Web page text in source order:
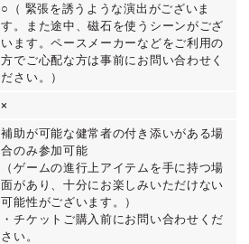
○（ 緊張を誘うような演出がございま
す。また途中、磁石を使うシーンがござ
います。ペースメーカーなどをご利用の
方でご心配な方は事前にお問い合わせく
ださい。）
×
補助が可能な健常者の付き添いがある場
合のみ参加可能
（ゲームの進行上アイテムを手に持つ場
面があり、十分にお楽しみいただけない
可能性がございます。）
・チケットご購入前にお問い合わせくだ
さい。